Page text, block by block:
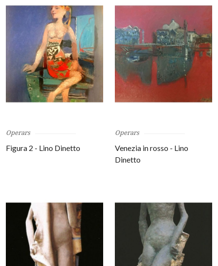
Operars
Figura 2 - Lino Dinetto
Operars
Venezia in rosso - Lino
Dinetto